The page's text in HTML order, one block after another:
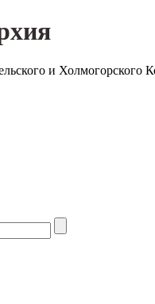
и Холмогорского